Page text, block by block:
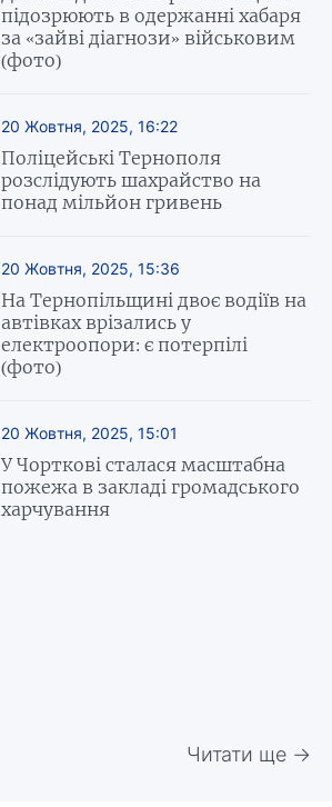
підозрюють в одержанні хабаря
за «зайві діагнози» військовим
(фото)
20 Жовтня, 2025, 16:22
Поліцейські Тернополя
розслідують шахрайство на
понад мільйон гривень
20 Жовтня, 2025, 15:36
На Тернопільщині двоє водіїв на
автівках врізались у
електроопори: є потерпілі
(фото)
20 Жовтня, 2025, 15:01
У Чорткові сталася масштабна
пожежа в закладі громадського
харчування
Читати ще →